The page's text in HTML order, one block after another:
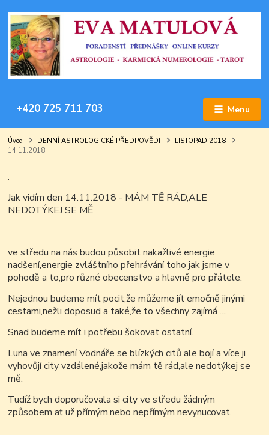
Menu
+420 725 711 703
Úvod DENNÍ ASTROLOGICKÉ PŘEDPOVĚDI
LISTOPAD 2018
14.11.2018
.
Jak vidím den 14.11.2018 - MÁM TĚ RÁD,ALE
NEDOTÝKEJ SE MĚ
ve středu na nás budou působit nakažlivé energie
nadšení,energie zvláštního přehrávání toho jak jsme v
pohodě a to,pro různé obecenstvo a hlavně pro přátele.
Nejednou budeme mít pocit,že můžeme jít emočně jinými
cestami,nežli doposud a také,že to všechny zajímá ....
Snad budeme mít i potřebu šokovat ostatní.
Luna ve znamení Vodnáře se blízkých citů ale bojí a více ji
vyhovůjí city vzdálené,jakože mám tě rád,ale nedotýkej se
mě.
Tudíž bych doporučovala si city ve středu žádným
způsobem ať už přímým,nebo nepřímým nevynucovat.